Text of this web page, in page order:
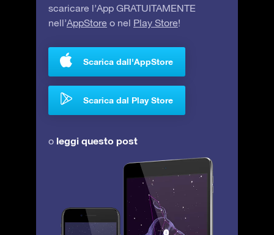
scaricare l’App GRATUITAMENTE
nell’AppStore o nel Play Store!
Scarica dall'AppStore
Scarica dal Play Store
o leggi questo post